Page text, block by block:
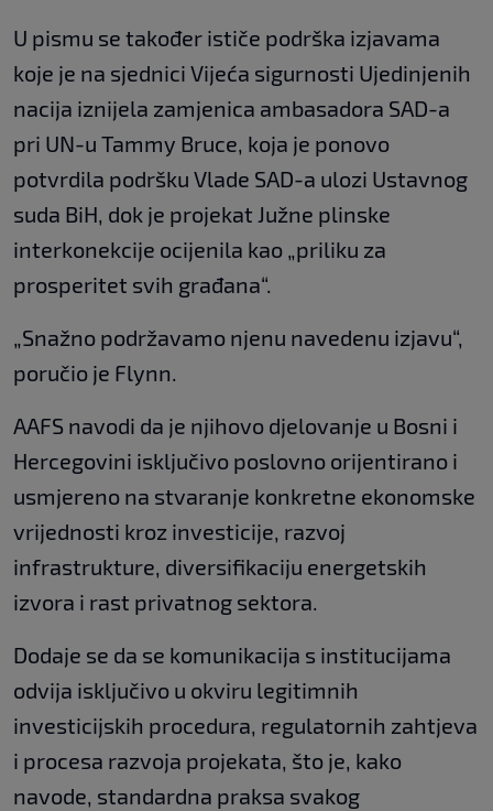
U pismu se također ističe podrška izjavama
koje je na sjednici Vijeća sigurnosti Ujedinjenih
nacija iznijela zamjenica ambasadora SAD-a
pri UN-u Tammy Bruce, koja je ponovo
potvrdila podršku Vlade SAD-a ulozi Ustavnog
suda BiH, dok je projekat Južne plinske
interkonekcije ocijenila kao „priliku za
prosperitet svih građana“.
„Snažno podržavamo njenu navedenu izjavu“,
poručio je Flynn.
AAFS navodi da je njihovo djelovanje u Bosni i
Hercegovini isključivo poslovno orijentirano i
usmjereno na stvaranje konkretne ekonomske
vrijednosti kroz investicije, razvoj
infrastrukture, diversifikaciju energetskih
izvora i rast privatnog sektora.
Dodaje se da se komunikacija s institucijama
odvija isključivo u okviru legitimnih
investicijskih procedura, regulatornih zahtjeva
i procesa razvoja projekata, što je, kako
navode, standardna praksa svakog